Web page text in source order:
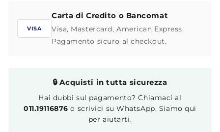
VISA
Carta di Credito o Bancomat
Visa, Mastercard, American Express.
Pagamento sicuro al checkout.
🔒 Acquisti in tutta sicurezza
Hai dubbi sul pagamento? Chiamaci al
011.19116876 o scrivici su WhatsApp. Siamo qui
per aiutarti.